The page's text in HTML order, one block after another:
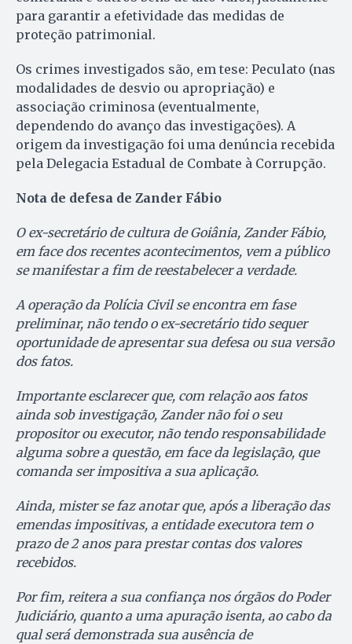
para garantir a efetividade das medidas de
proteção patrimonial.
Os crimes investigados são, em tese: Peculato (nas
modalidades de desvio ou apropriação) e
associação criminosa (eventualmente,
dependendo do avanço das investigações). A
origem da investigação foi uma denúncia recebida
pela Delegacia Estadual de Combate à Corrupção.
Nota de defesa de Zander Fábio
O ex-secretário de cultura de Goiânia, Zander Fábio,
em face dos recentes acontecimentos, vem a público
se manifestar a fim de reestabelecer a verdade.
A operação da Polícia Civil se encontra em fase
preliminar, não tendo o ex-secretário tido sequer
oportunidade de apresentar sua defesa ou sua versão
dos fatos.
Importante esclarecer que, com relação aos fatos
ainda sob investigação, Zander não foi o seu
propositor ou executor, não tendo responsabilidade
alguma sobre a questão, em face da legislação, que
comanda ser impositiva a sua aplicação.
Ainda, mister se faz anotar que, após a liberação das
emendas impositivas, a entidade executora tem o
prazo de 2 anos para prestar contas dos valores
recebidos.
Por fim, reitera a sua confiança nos órgãos do Poder
Judiciário, quanto a uma apuração isenta, ao cabo da
qual será demonstrada sua ausência de